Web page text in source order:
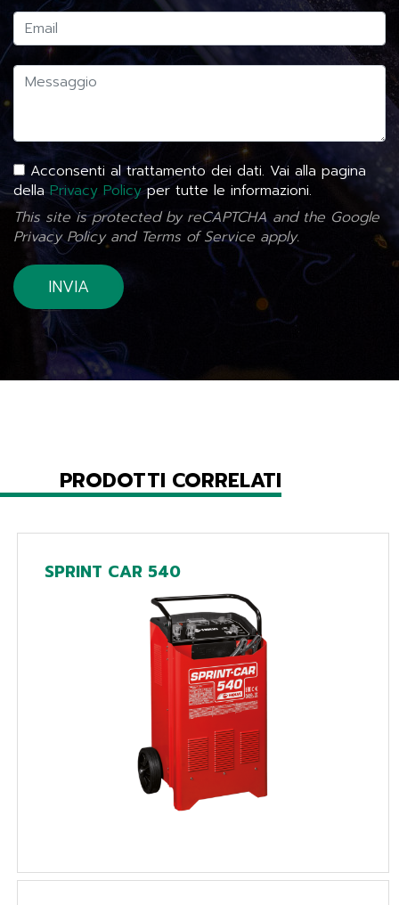
Acconsenti al trattamento dei dati. Vai alla pagina
dellaPrivacy Policyper tutte le informazioni.
This site is protected by reCAPTCHA and the Google
Privacy Policyand Terms of Service apply.
PRODOTTI CORRELATI
SPRINT CAR 540